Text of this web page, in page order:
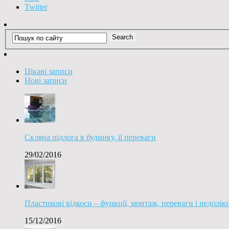
Twitter
Цікаві записи
Нові записи
Скляна підлога в будинку, її переваги
29/02/2016
Пластикові відкоси – функції, монтаж, переваги і
15/12/2016